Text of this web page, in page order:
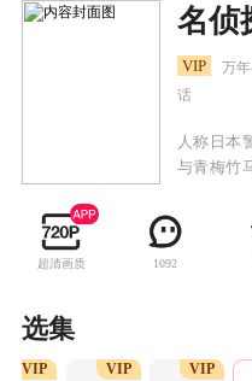
名侦
VIP 万
话
人称日本
与青梅竹
踪，并目
却被另一
名为
为“江户
超清画质 1092
选集
VIP VIP VIP